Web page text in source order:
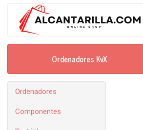
Ordenadores KvX
Ordenadores
Componentes